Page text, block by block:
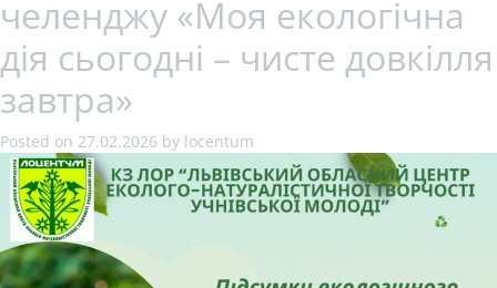
челенджу «Моя екологічна
дія сьогодні – чисте довкілля
завтра»
Posted on 27.02.2026 by locentum